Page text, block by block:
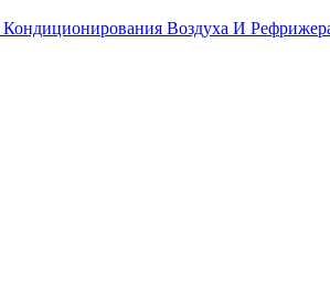
Воздуха И